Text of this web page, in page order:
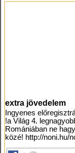
extra jövedelem
Ingyenes
!a Világ 4.
Romániában ne
közé! http://noni.hu/